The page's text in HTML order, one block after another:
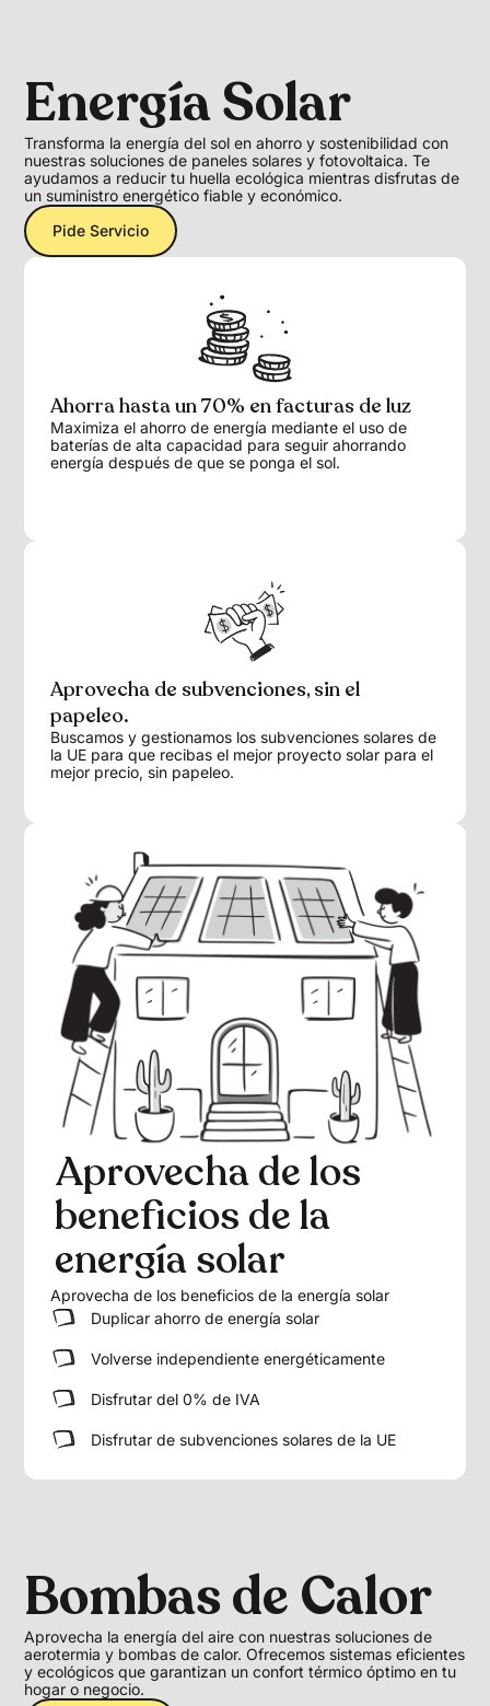
Energía Solar
Transforma la energía del sol en ahorro y sostenibilidad con
nuestras soluciones de paneles solares y fotovoltaica. Te
ayudamos a reducir tu huella ecológica mientras disfrutas de
un suministro energético fiable y económico.
Pide Servicio
Ahorra hasta un 70% en facturas de luz
Maximiza el ahorro de energía mediante el uso de
baterías de alta capacidad para seguir ahorrando
energía después de que se ponga el sol.
Aprovecha de subvenciones, sin el
papeleo.
Buscamos y gestionamos los subvenciones solares de
la UE para que recibas el mejor proyecto solar para el
mejor precio, sin papeleo.
Aprovecha de los
beneficios de la
energía solar
Aprovecha de los beneficios de la energía solar
Duplicar ahorro de energía solar
Volverse independiente energéticamente
Disfrutar del 0% de IVA
Disfrutar de subvenciones solares de la UE
Bombas de Calor
Aprovecha la energía del aire con nuestras soluciones de
aerotermia y bombas de calor. Ofrecemos sistemas eficientes
y ecológicos que garantizan un confort térmico óptimo en tu
hogar o negocio.